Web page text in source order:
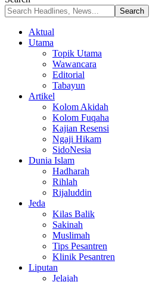
Aktual
Utama
Topik Utama
Wawancara
Editorial
Tabayun
Artikel
Kolom Akidah
Kolom Fuqaha
Kajian Resensi
Ngaji Hikam
SidoNesia
Dunia Islam
Hadharah
Rihlah
Rijaluddin
Jeda
Kilas Balik
Sakinah
Muslimah
Tips Pesantren
Klinik Pesantren
Liputan
Jelajah